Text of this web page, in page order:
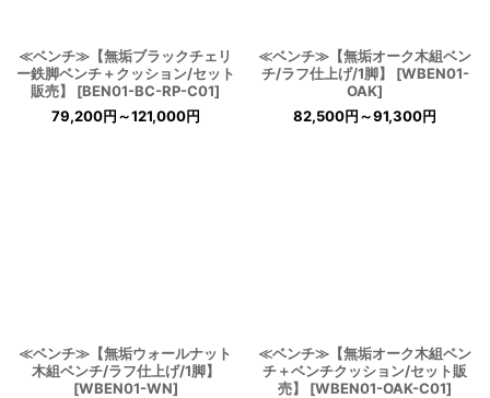
≪ベンチ≫【無垢ブラックチェリ
ー鉄脚ベンチ＋クッション/セット
販売】
[BEN01-BC-RP-C01]
79,200円～121,000円
≪ベンチ≫【無垢オーク木組ベン
チ/ラフ仕上げ/1脚】
[WBEN01-
OAK]
82,500円～91,300円
≪ベンチ≫【無垢ウォールナット
木組ベンチ/ラフ仕上げ/1脚】
[WBEN01-WN]
≪ベンチ≫【無垢オーク木組ベン
チ＋ベンチクッション/セット販
売】
[WBEN01-OAK-C01]